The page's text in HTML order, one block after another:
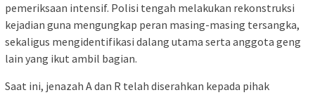
pemeriksaan intensif. Polisi tengah melakukan rekonstruksi
kejadian guna mengungkap peran masing-masing tersangka,
sekaligus mengidentifikasi dalang utama serta anggota geng
lain yang ikut ambil bagian.
Saat ini, jenazah A dan R telah diserahkan kepada pihak